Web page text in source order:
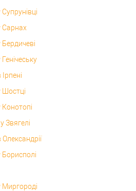
Сарнах
Шостці
Конотопі
Звягелі
Борисполі
Миргороді